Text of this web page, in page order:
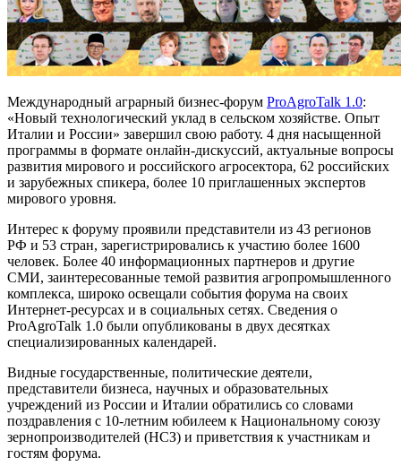
Международный аграрный бизнес-форум ProAgroTalk 1.0:
«Новый технологический уклад в сельском хозяйстве. Опыт
Италии и России» завершил свою работу. 4 дня насыщенной
программы в формате онлайн-дискуссий, актуальные вопросы
развития мирового и российского агросектора, 62 российских
и зарубежных спикера, более 10 приглашенных экспертов
мирового уровня.
Интерес к форуму проявили представители из 43 регионов
РФ и 53 стран, зарегистрировались к участию более 1600
человек. Более 40 информационных партнеров и другие
СМИ, заинтересованные темой развития агропромышленного
комплекса, широко освещали события форума на своих
Интернет-ресурсах и в социальных сетях. Сведения о
ProAgroTalk 1.0 были опубликованы в двух десятках
специализированных календарей.
Видные государственные, политические деятели,
представители бизнеса, научных и образовательных
учреждений из России и Италии обратились со словами
поздравления с 10-летним юбилеем к Национальному союзу
зернопроизводителей (НСЗ) и приветствия к участникам и
гостям форума.